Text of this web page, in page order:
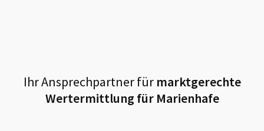
Ihr Ansprechpartner fürmarktgerechte
Wertermittlung für Marienhafe